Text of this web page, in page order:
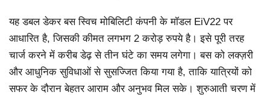
यह डबल डेकर बस स्विच मोबिलिटी कंपनी के मॉडल EiV22 पर
आधारित है, जिसकी कीमत लगभग 2 करोड़ रुपये है। इसे पूरी तरह
चार्ज करने में करीब डेढ़ से तीन घंटे का समय लगेगा। बस को लक्ज़री
और आधुनिक सुविधाओं से सुसज्जित किया गया है, ताकि यात्रियों को
सफर के दौरान बेहतर आराम और अनुभव मिल सके। शुरुआती चरण में